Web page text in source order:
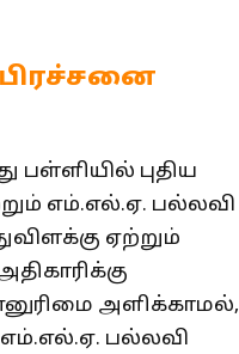
பிரச்சனை
பள்ளியில் புதிய
எம்.எல்.ஏ. பல்லவி
ஏற்றும்
அளிக்காமல்,
பல்லவி